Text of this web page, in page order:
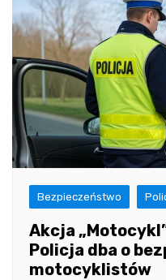
Bezpieczeństwo
Akcja
Policja dba o
motocyklistów